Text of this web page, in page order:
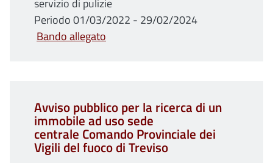
Periodo 01/03/2022 - 29/02/2024
Bando allegato
Avviso pubblico per la ricerca di un
immobile ad uso sede
centrale Comando Provinciale dei
Vigili del fuoco di Treviso